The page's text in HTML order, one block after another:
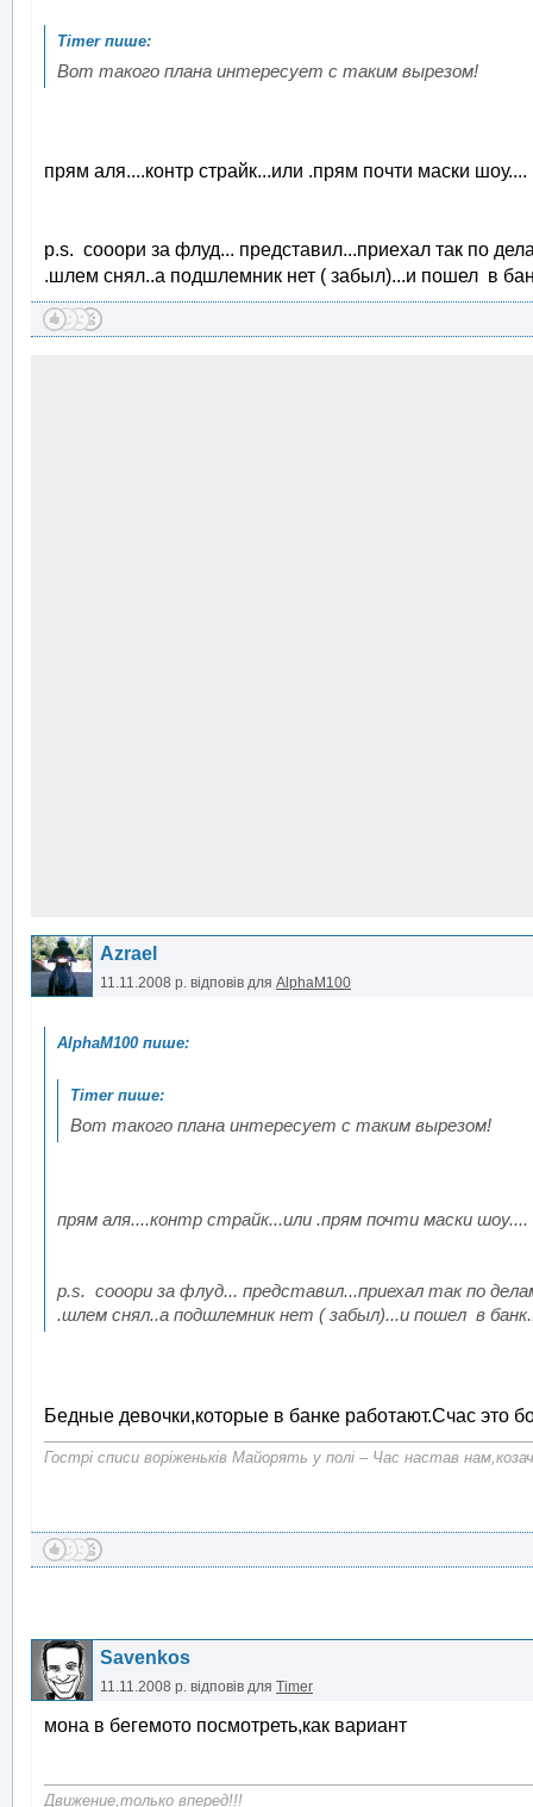
Вот такого плана интересует с таким вырезом!
прям аля....контр страйк...или .прям почти маски шоу....
p.s. сооори за флуд... представил...приехал так по
.шлем снял..а подшлемник нет ( забыл)...и пошел в
Azrael
11.11.2008 р. відповів для AlphaM100
Вот такого плана интересует с таким вырезом!
прям аля....контр страйк...или .прям почти маски шоу....
p.s. сооори за флуд... представил...приехал так по
.шлем снял..а подшлемник нет ( забыл)...и пошел в
Бедные девочки,которые в банке работают.Счас это
Гострі списи воріженьків Майорять у полі – Час настав
Savenkos
11.11.2008 р. відповів для Timer
мона в бегемото посмотреть,как вариант
Движение,только вперед!!!